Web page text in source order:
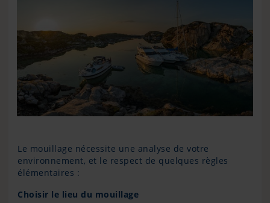
Le mouillage nécessite une analyse de votre
environnement, et le respect de quelques règles
élémentaires :
Choisir le lieu du mouillage